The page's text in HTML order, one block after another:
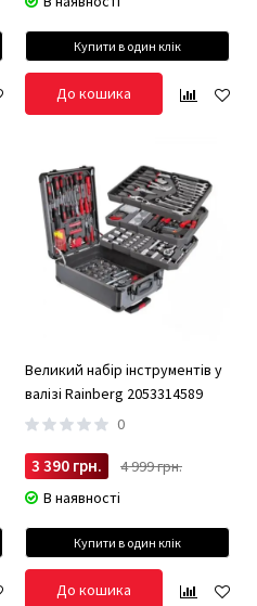
Купити в один клік
До кошика
Великий набір інструментів у
валізі Rainberg 2053314589
0
3 390 грн.
4 999 грн.
В наявності
Купити в один клік
До кошика